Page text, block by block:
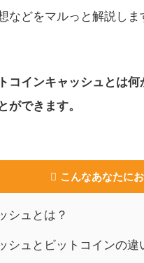
などをマルっと解説しま
コインキャッシュとは
ができます。
こんなあなたに
シュとは？
シュとビットコインの違